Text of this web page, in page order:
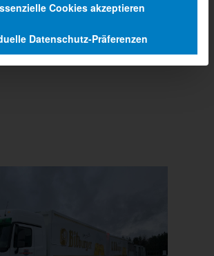
Cookies akzeptieren
Datenschutz-Präferenzen